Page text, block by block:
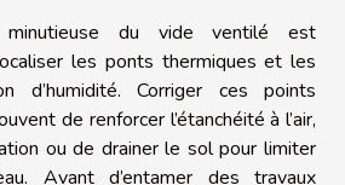
minutieuse du vide ventilé est
les ponts thermiques et les
d’humidité. Corriger ces points
de renforcer l’étanchéité à l’air,
ou de drainer le sol pour limiter
Avant d’entamer des travaux